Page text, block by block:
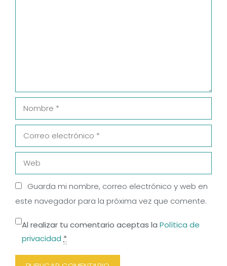
Nombre
Correo
electrónico
Web
Guarda mi nombre, correo electrónico y web en
este navegador para la próxima vez que comente.
Al realizar tu comentario aceptas la Política de
privacidad *